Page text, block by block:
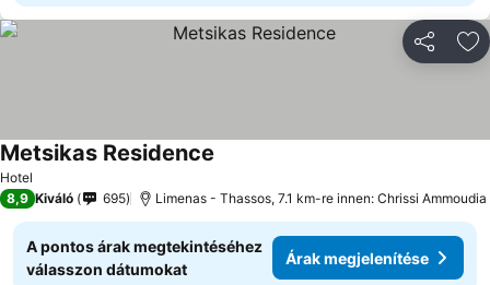
Hotel
Metsikas Residence
8,9 Kiváló 695 Limenas - Thassos, 7.1 km-re innen: Chrissi Ammoudia
A pontos árak megtekintéséhez
válasszon dátumokat
Árak megjelenítése